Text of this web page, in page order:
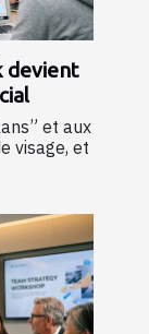
devient
et aux
visage, et